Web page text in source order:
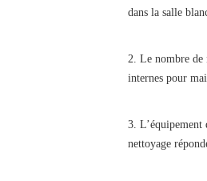
dans la salle
2. Le nombre de
internes pour
3. L’équipement
nettoyage